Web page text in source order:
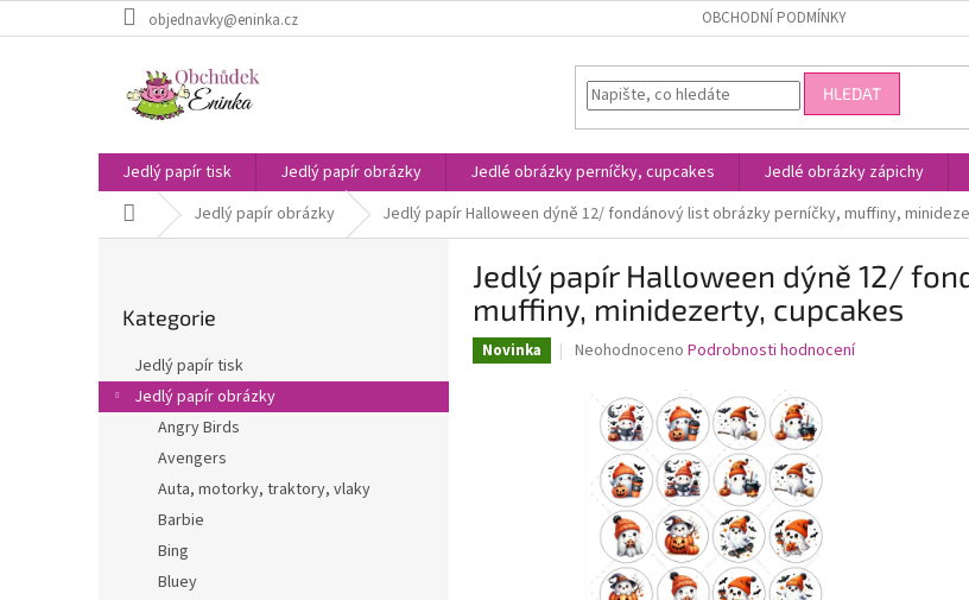
na
objednavky@eninka.cz OBCHODNÍ PODMÍNKY
HLEDAT
Jedlý papír tisk Jedlý papír obrázky Jedlé obrázky perníčky, cupcakes Jedlé obrázky zápichy
Domů Jedlý papír obrázky Jedlý papír Halloween dýně 12/ fondánový list obrázky perníčky, muffiny,
a
n
kategorie
Kategorie
Jedlý papír tisk
Jedlý papír obrázky
Angry Birds
Avengers
Auta, motorky, traktory, vlaky
Barbie
Bing
Bluey
Jedlý papír Halloween dýně 12/
muffiny, minidezerty, cupcakes
Novinka
Průměrné
produktu
hvězdiček.
Neohodnoceno Podrobnosti hodnocení